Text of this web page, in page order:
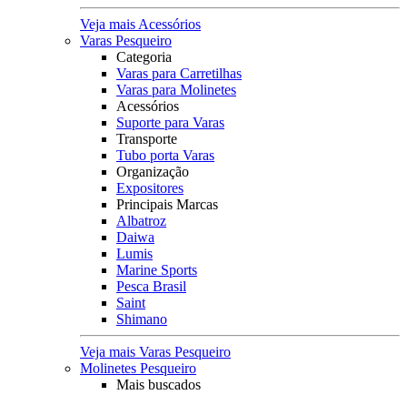
Veja mais Acessórios
Varas Pesqueiro
Categoria
Varas para Carretilhas
Varas para Molinetes
Acessórios
Suporte para Varas
Transporte
Tubo porta Varas
Organização
Expositores
Principais Marcas
Albatroz
Daiwa
Lumis
Marine Sports
Pesca Brasil
Saint
Shimano
Veja mais Varas Pesqueiro
Molinetes Pesqueiro
Mais buscados